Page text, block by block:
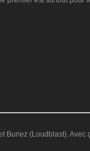
(Loudblast). Avec